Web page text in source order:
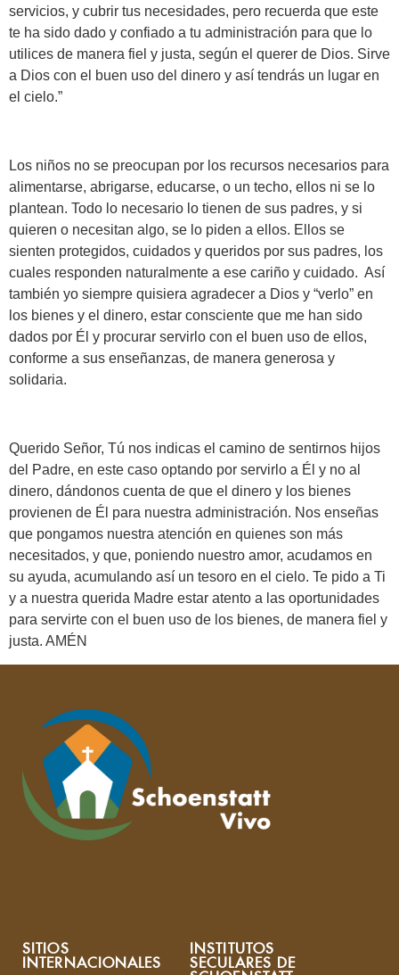
servicios, y cubrir tus necesidades, pero recuerda que este
te ha sido dado y confiado a tu administración para que lo
utilices de manera fiel y justa, según el querer de Dios. Sirve
a Dios con el buen uso del dinero y así tendrás un lugar en
el cielo.”
Los niños no se preocupan por los recursos necesarios para
alimentarse, abrigarse, educarse, o un techo, ellos ni se lo
plantean. Todo lo necesario lo tienen de sus padres, y si
quieren o necesitan algo, se lo piden a ellos. Ellos se
sienten protegidos, cuidados y queridos por sus padres, los
cuales responden naturalmente a ese cariño y cuidado. Así
también yo siempre quisiera agradecer a Dios y “verlo” en
los bienes y el dinero, estar consciente que me han sido
dados por Él y procurar servirlo con el buen uso de ellos,
conforme a sus enseñanzas, de manera generosa y
solidaria.
Querido Señor, Tú nos indicas el camino de sentirnos hijos
del Padre, en este caso optando por servirlo a Él y no al
dinero, dándonos cuenta de que el dinero y los bienes
provienen de Él para nuestra administración. Nos enseñas
que pongamos nuestra atención en quienes son más
necesitados, y que, poniendo nuestro amor, acudamos en
su ayuda, acumulando así un tesoro en el cielo. Te pido a Ti
y a nuestra querida Madre estar atento a las oportunidades
para servirte con el buen uso de los bienes, de manera fiel y
justa. AMÉN
SITIOS
INTERNACIONALES
INSTITUTOS
SECULARES DE